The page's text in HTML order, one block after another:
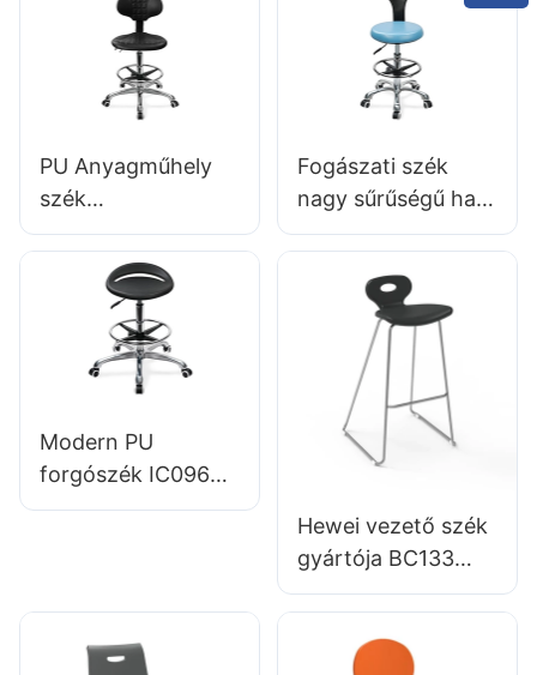
támogatás 360 °
Swivel stabil 5-
csillagos alap
tudományosan
tervezés
csillagos alumínium
alap a kibővített
laboratóriumi
munkához
PU Anyagműhely
szék
testreszabható
nejlon krómozott
alumínium lábbetét
IC007 személyre
szabott Hewei
Fogászati ​​szék
nagy sűrűségű hab
ülésen forgó
kórház & Klinika
használat
Modern PU
forgószék IC096
Magasság
Hewei vezető szék
gyártója BC133
középső szintű